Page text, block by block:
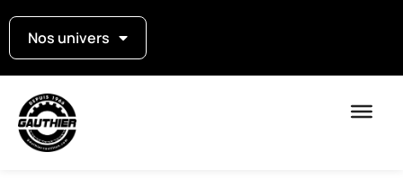
Nos univers